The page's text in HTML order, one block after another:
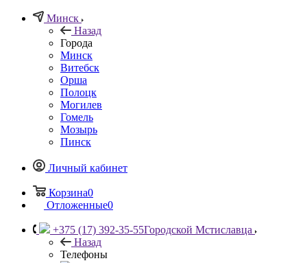
Минск
Назад
Города
Минск
Витебск
Орша
Полоцк
Могилев
Гомель
Мозырь
Пинск
Личный кабинет
Корзина0
Отложенные0
+375 (17) 392-35-55Городской Мстиславца
Назад
Телефоны